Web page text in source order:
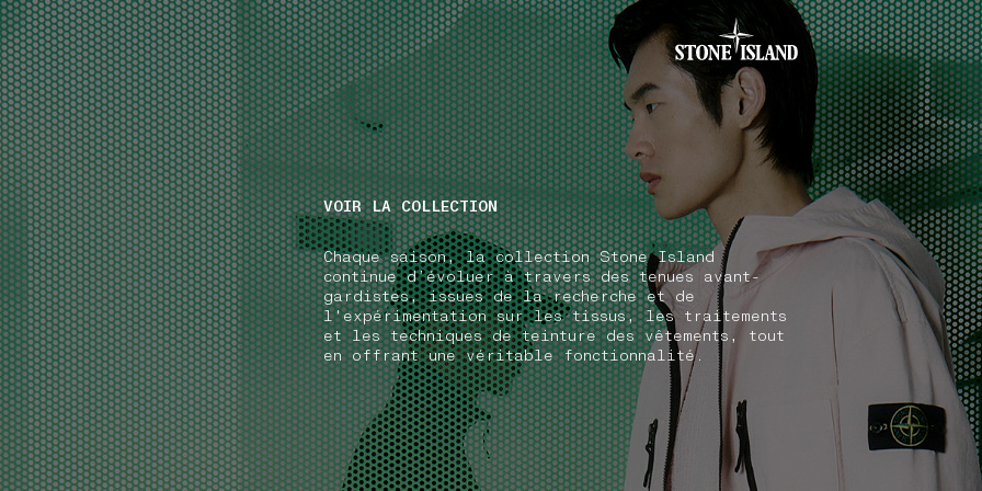
NAVIGATION.ARIA.GOTOMAINCONTENT
NAVIGATION.ARIA.GOTOFOOTER
VOIR LA COLLECTION
Chaque saison, la collection Stone Island
continue d’évoluer à travers des tenues avant-
gardistes, issues de la recherche et de
l'expérimentation sur les tissus, les traitements
et les techniques de teinture des vêtements, tout
en offrant une véritable fonctionnalité.